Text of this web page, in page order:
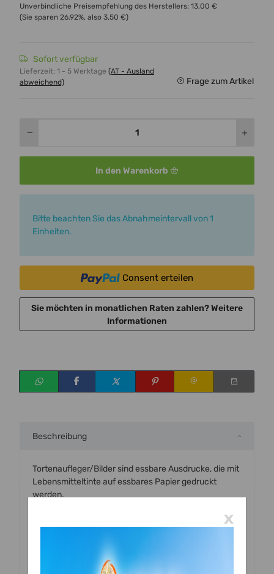
Unverbindliche Preisempfehlung des Herstellers: 13,00 €
(Sie sparen 26.92%, also 3,50 €)
Sofort verfügbar
Lieferzeit: 1 - 5 Werktage (AT - Ausland
abweichend)
Frage zum Artikel
In den Warenkorb
Bitte beachten Sie das Abnahmeintervall von 1
Einheiten.
Consent erteilen
Sie möchten in monatlichen Raten zahlen?Weitere
Informationen
Beschreibung
Tortenaufleger/Bilder sind essbare Ausdrucke, die mit
Lebensmitteltinte auf essbares Papier gedruckt
werden.
Die essbaren Bilder werden mit einem für den
Lebensmitteldruck zertifizierten Drucker, mit
Lebensmitteltinte bedruckt und sind zu 100 % essbar.
x